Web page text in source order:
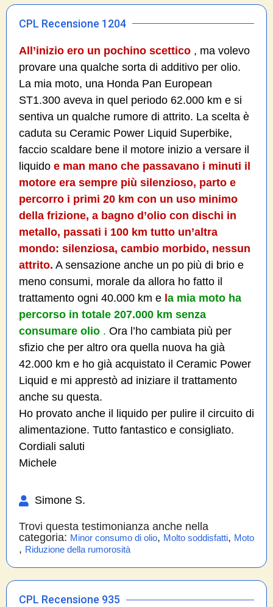
CPL Recensione 1204
All’inizio ero un pochino scettico , ma volevo
provare una qualche sorta di additivo per olio.
La mia moto, una Honda Pan European
ST1.300 aveva in quel periodo 62.000 km e si
sentiva un qualche rumore di attrito. La scelta è
caduta su Ceramic Power Liquid Superbike,
faccio scaldare bene il motore inizio a versare il
liquido e man mano che passavano i minuti il
motore era sempre più silenzioso, parto e
percorro i primi 20 km con un uso minimo
della frizione, a bagno d’olio con dischi in
metallo, passati i 100 km tutto un’altra
mondo: silenziosa, cambio morbido, nessun
attrito. A sensazione anche un po più di brio e
meno consumi, morale da allora ho fatto il
trattamento ogni 40.000 km e la mia moto ha
percorso in totale 207.000 km senza
consumare olio . Ora l’ho cambiata più per
sfizio che per altro ora quella nuova ha già
42.000 km e ho già acquistato il Ceramic Power
Liquid e mi apprestò ad iniziare il trattamento
anche su questa.
Ho provato anche il liquido per pulire il circuito di
alimentazione. Tutto fantastico e consigliato.
Cordiali saluti
Michele
Simone S.
Trovi questa testimonianza anche nella
categoria: Minor consumo di olio, Molto soddisfatti, Moto
, Riduzione della rumorosità
CPL Recensione 935